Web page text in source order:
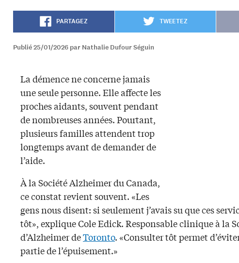
PARTAGEZ TWEETEZ
Publié 25/01/2026 par Nathalie Dufour Séguin
La démence ne concerne jamais
une seule personne. Elle affecte les
proches aidants, souvent pendant
de nombreuses années. Pourtant,
plusieurs familles attendent trop
longtemps avant de demander de
l’aide.
À la Société Alzheimer du Canada,
ce constat revient souvent. «Les
gens nous disent: si seulement j’avais su que ces
tôt», explique Cole Edick. Responsable clinique à la
d’Alzheimer deToronto. «Consulter tôt permet
partie de l’épuisement.»